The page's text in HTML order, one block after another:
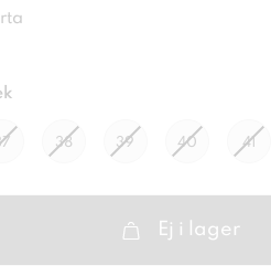
38 39 40 41
Ej i lager